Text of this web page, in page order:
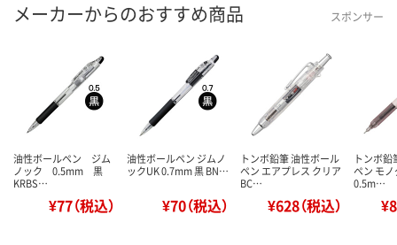
メーカーからのおすすめ商品 スポンサー
油性ボールペン ジム
ノック 0.5mm 黒
KRBS…
¥77（税込）
油性ボールペン ジムノ
ックUK 0.7mm 黒 BN…
¥70（税込）
トンボ鉛筆 油性ボール
ペン エアプレス クリア
BC…
¥628（税込）
トンボ鉛
ペン モ
0.5m…